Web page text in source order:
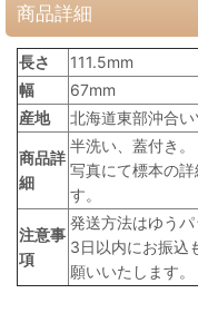
商品詳細
長さ
111.5mm
幅
67mm
産地
北海道東部沖合
商品詳
細
半洗い、蓋付き。
写真にて標本の
す。
注意事
項
発送方法はゆうパ
3日以内にお振込
願いいたします。